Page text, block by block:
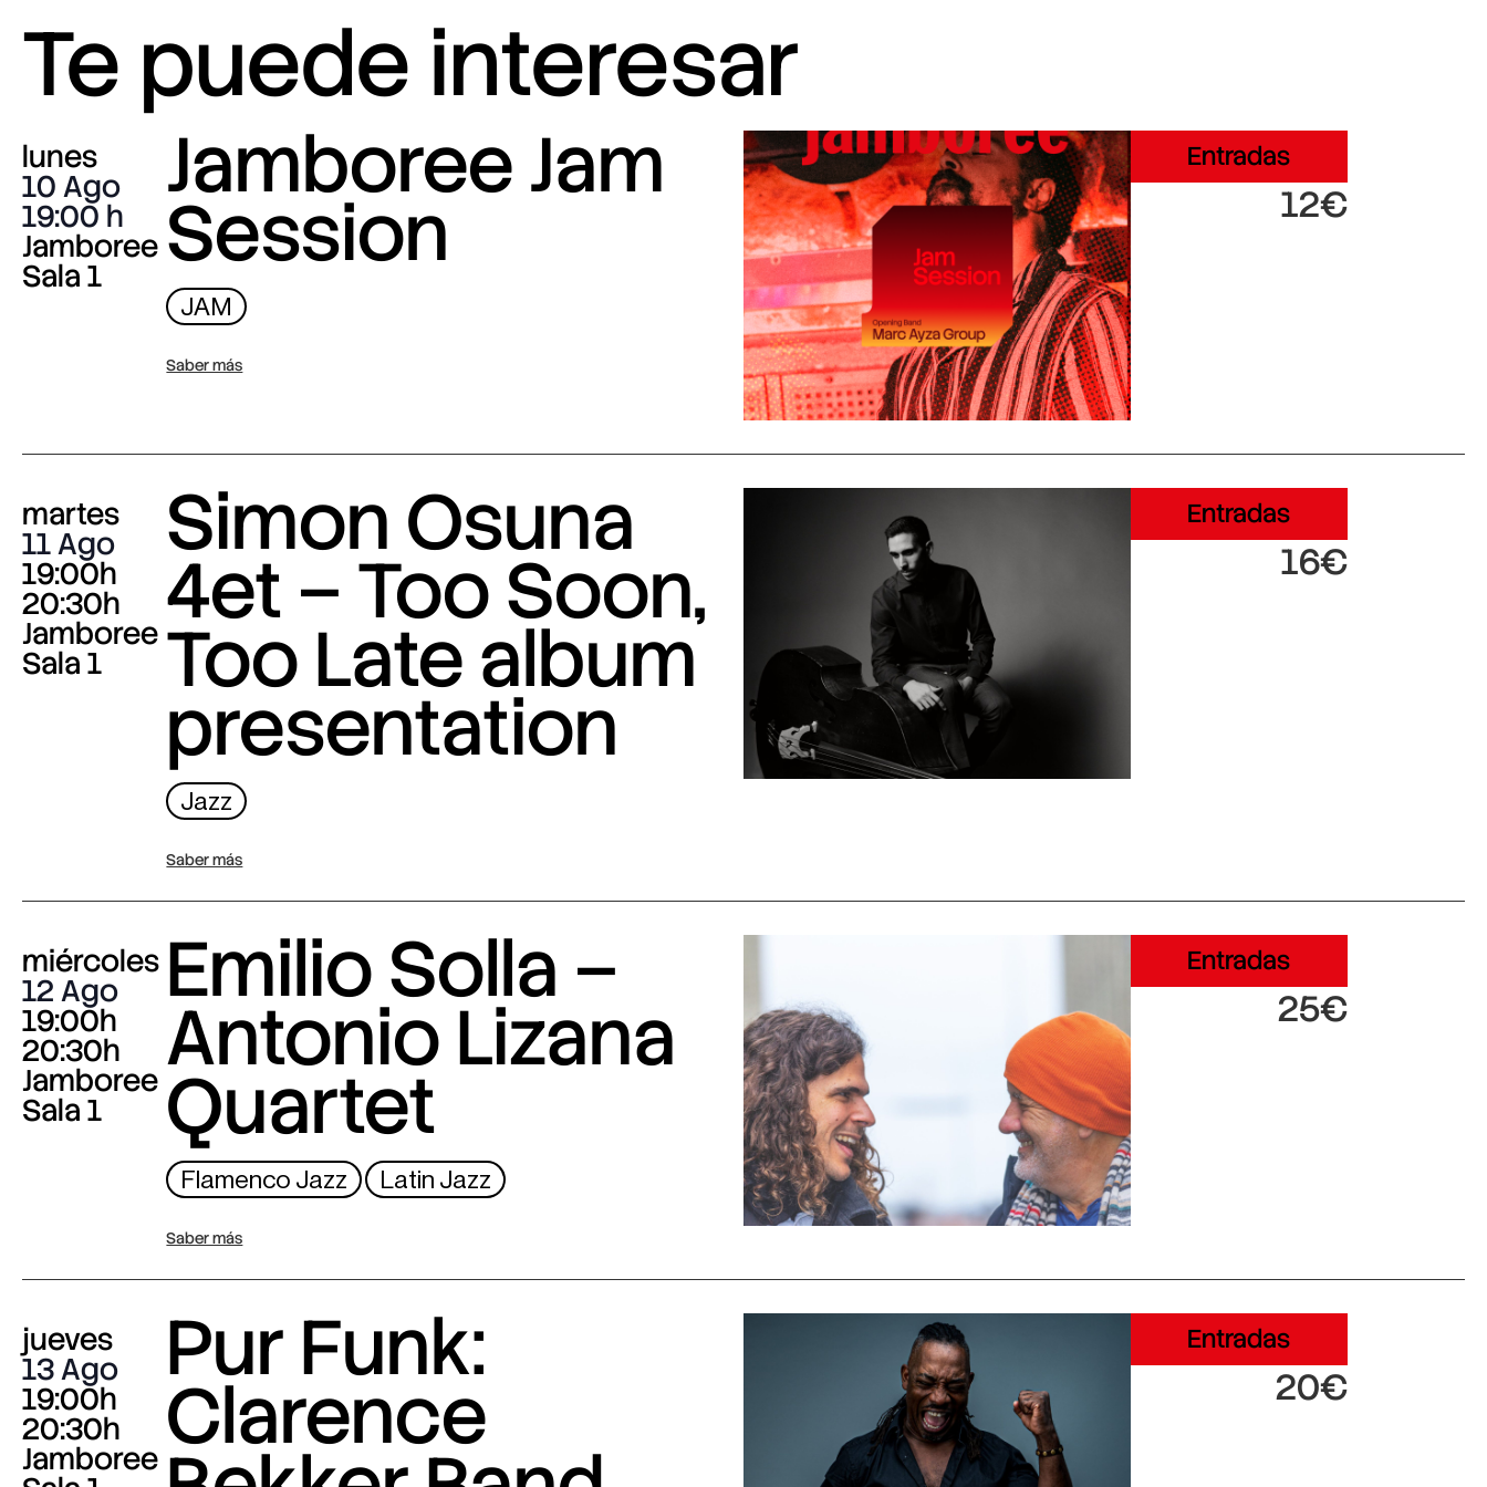
Te puede interesar
lunes
10 Ago
19:00
Jamboree
Sala 1
Jamboree Jam
Session
JAM
Saber más
Entradas
12€
martes
11 Ago
19:00h
20:30h
Jamboree
Sala 1
Simon Osuna
4et – Too Soon,
Too Late album
presentation
Jazz
Saber más
Entradas
16€
miércoles
12 Ago
19:00h
20:30h
Jamboree
Sala 1
Emilio Solla –
Antonio Lizana
Quartet
Flamenco Jazz Latin Jazz
Saber más
Entradas
25€
jueves
13 Ago
19:00h
20:30h
Jamboree
Pur Funk:
Clarence
Entradas
20€